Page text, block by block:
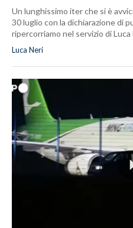
Un lunghissimo iter che si è
30 luglio con la dichiarazione di
ripercorriamo nel servizio di Luca
Luca Neri